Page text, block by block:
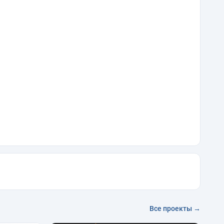
Все проекты →